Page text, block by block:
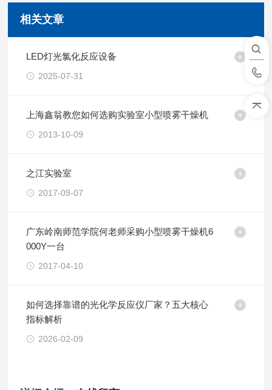
相关文章
LED灯光氯化反应设备
2025-07-31
上海鑫翁教您如何选购实验室小型喷雾干燥机
2013-10-09
之江实验室
2017-09-07
广东岭南师范学院何老师采购小型喷雾干燥机6
000Y一台
2017-04-10
如何选择靠谱的光化学反应仪厂家？五大核心
指标解析
2026-02-09